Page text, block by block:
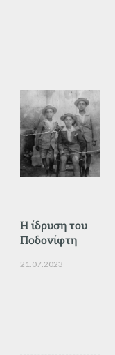
Η ίδρυση του
Ποδονίφτη
21.07.2023